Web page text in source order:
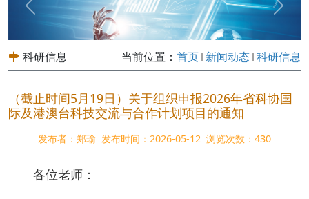
Previous Next
科研信息 当前位置： 首页 新闻动态 科研信息
（截止时间5月19日）关于组织申报2026年省科协国
际及港澳台科技交流与合作计划项目的通知
发布者：郑瑜 发布时间：2026-05-12 浏览次数： 430
各位老师：